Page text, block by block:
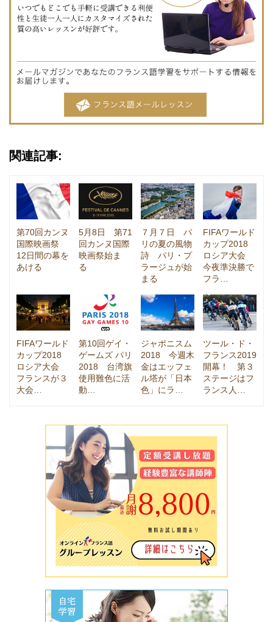
関連記事:
第70回カンヌ
国際映画祭
12日間の幕を
あける
5月8日 第71
回カンヌ国際
映画祭始ま
る
７月７日 パ
リの夏の風物
詩 パリ・プ
ラージュが始
まる
FIFAワールド
カップ2018
ロシア大会
今夜準決勝で
フラ…
FIFAワールド
カップ2018
ロシア大会
フランスが３
大会…
第10回ゲイ・
ゲームズ パリ
2018 台湾旗
使用難色に活
動…
ジャポニスム
2018 今週木
金はエッフェ
ル塔が「日本
色」にラ…
ツール・ド・
フランス2019
開幕！ 第３
ステージはフ
ランス人…